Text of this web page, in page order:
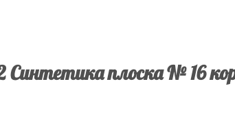
Синтетика плоска № 16